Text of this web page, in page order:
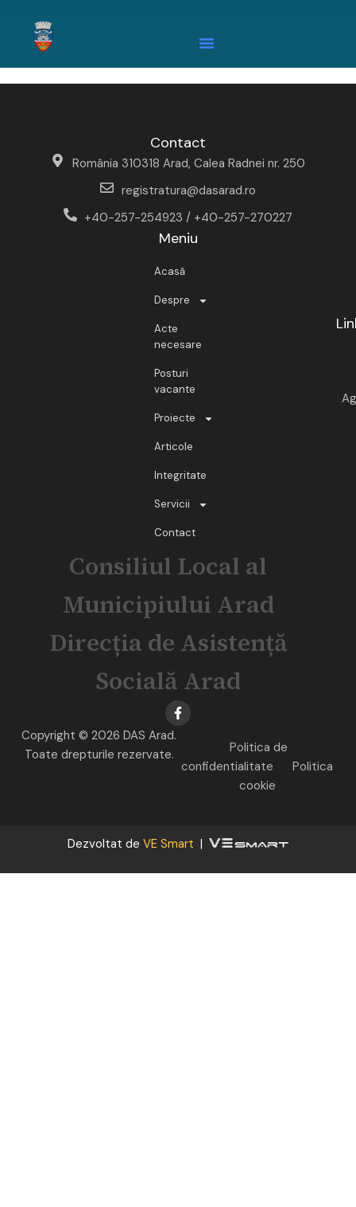
Contact
România 310318 Arad, Calea Radnei nr. 250
registratura@dasarad.ro
+40-257-254923 / +40-257-270227
Meniu
Acasă
Despre
Acte
necesare
Posturi
vacante
Proiecte
Articole
Integritate
Servicii
Contact
Consiliul Local al
Municipiului Arad
Direcția de Asistență
Socială Arad
Copyright © 2026 DAS Arad.
Toate drepturile rezervate.
Politica de
confidentialitate
Politica
cookie
Dezvoltat de VE Smart |